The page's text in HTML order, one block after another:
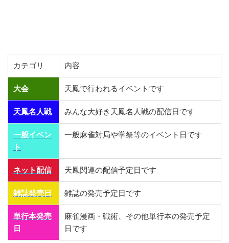
カテゴリ 内容
大会 天鳳で行われるイベントです
天鳳名人戦 みんな大好き天鳳名人戦の配信日です
一般イベン
ト
一般麻雀対局や学祭等のイベント日です
ネット配信 天鳳関連の配信予定日です
雑誌発売日 雑誌の発売予定日です
単行本発売
日
麻雀漫画・戦術、その他単行本の発売予定
日です